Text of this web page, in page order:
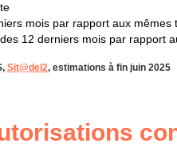
mois par rapport aux mêmes
12 derniers mois par rapport
Sit@del2, estimations à fin juin 2025